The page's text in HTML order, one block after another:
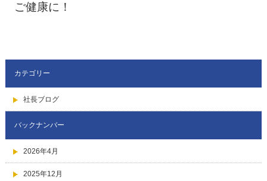
ご健康に！
カテゴリー
社長ブログ
バックナンバー
2026年4月
2025年12月